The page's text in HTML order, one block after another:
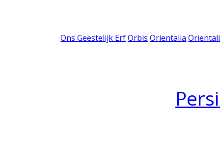
Ons Geestelijk Erf Orbis Orientalia